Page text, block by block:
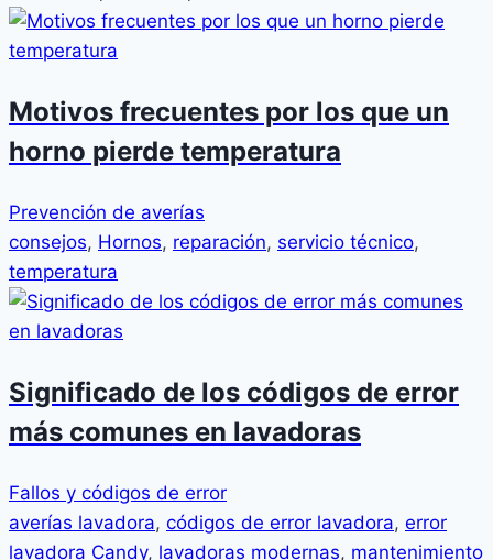
Motivos frecuentes por los que un
horno pierde temperatura
Prevención de averías
consejos, Hornos, reparación, servicio técnico,
temperatura
Significado de los códigos de error
más comunes en lavadoras
Fallos y códigos de error
averías lavadora, códigos de error lavadora, error
lavadora Candy, lavadoras modernas, mantenimiento